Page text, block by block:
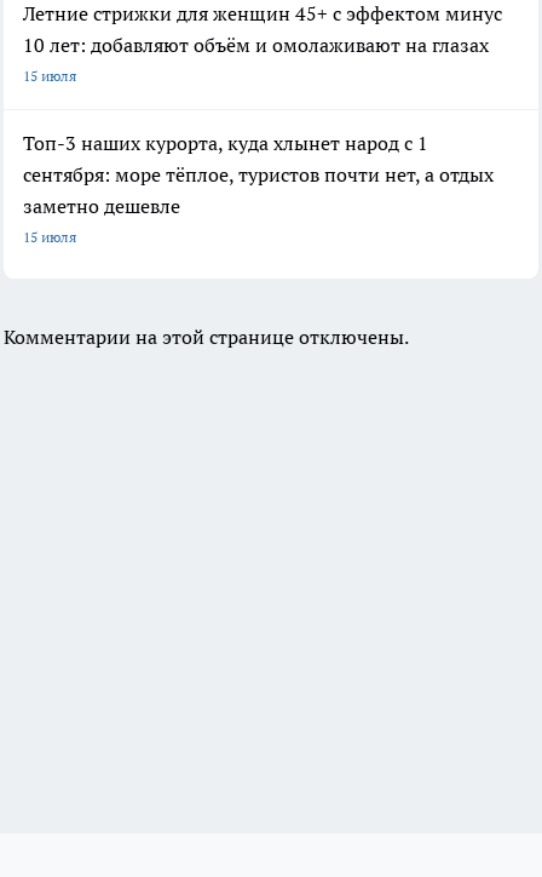
Летние стрижки для женщин 45+ с эффектом минус
10 лет: добавляют объём и омолаживают на глазах
15 июля
Топ-3 наших курорта, куда хлынет народ с 1
сентября: море тёплое, туристов почти нет, а отдых
заметно дешевле
15 июля
Комментарии на этой странице отключены.